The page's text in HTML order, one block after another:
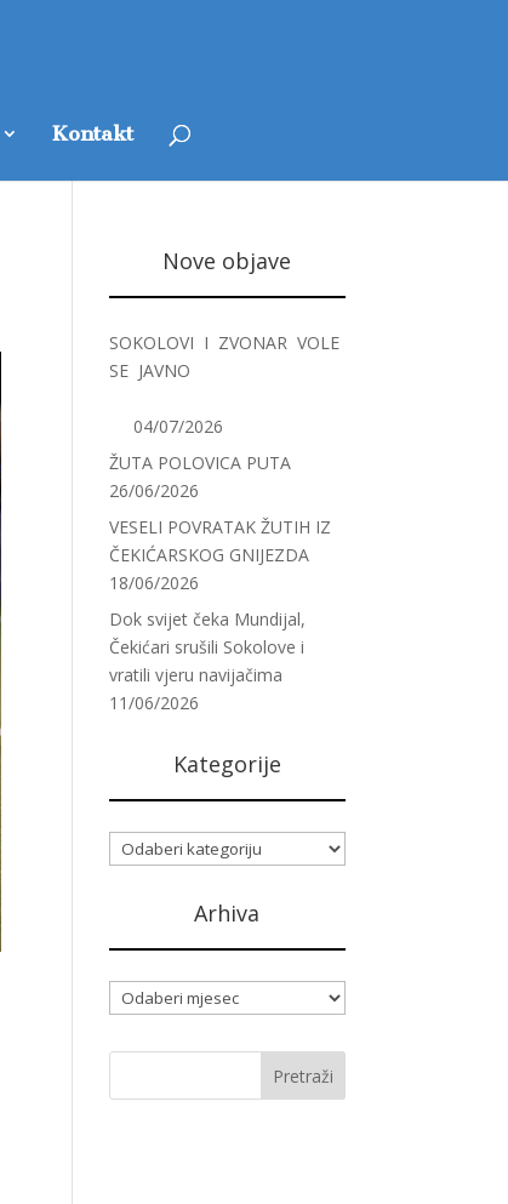
Kontakt
Nove objave
SOKOLOVI I ZVONAR VOLE
SE JAVNO
04/07/2026
ŽUTA POLOVICA PUTA
26/06/2026
VESELI POVRATAK ŽUTIH IZ
ČEKIĆARSKOG GNIJEZDA
18/06/2026
Dok svijet čeka Mundijal,
Čekićari srušili Sokolove i
vratili vjeru navijačima
11/06/2026
Kategorije
Kategorije
Arhiva
Arhiva